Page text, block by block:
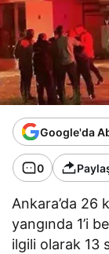
Google'da
0
Ankara’da 26
yangında 1’i
ilgili olarak 13